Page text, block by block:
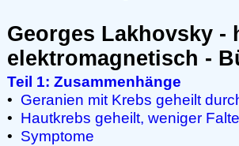
Georges Lakhovsky -
elektromagnetisch -
Teil 1: Zusammenhänge
• Geranien mit Krebs geheilt
• Hautkrebs geheilt, weniger
• Symptome